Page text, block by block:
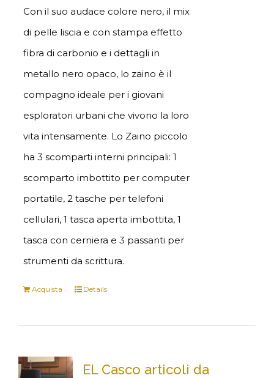
Con il suo audace colore nero, il mix
di pelle liscia e con stampa effetto
fibra di carbonio e i dettagli in
metallo nero opaco, lo zaino è il
compagno ideale per i giovani
esploratori urbani che vivono la loro
vita intensamente. Lo Zaino piccolo
ha 3 scomparti interni principali: 1
scomparto imbottito per computer
portatile, 2 tasche per telefoni
cellulari, 1 tasca aperta imbottita, 1
tasca con cerniera e 3 passanti per
strumenti da scrittura.
Acquista Details
EL Casco articoli da